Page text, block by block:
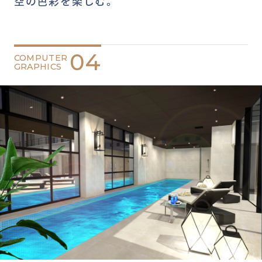
COMPUTER
GRAPHICS
04